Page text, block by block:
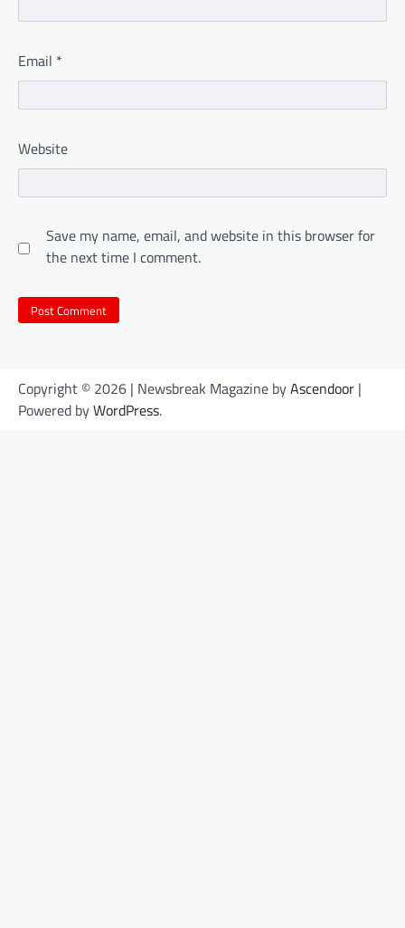
Email *
Website
Save my name, email, and website in this browser for
the next time I comment.
Copyright © 2026 | Newsbreak Magazine byAscendoor |
Powered byWordPress.